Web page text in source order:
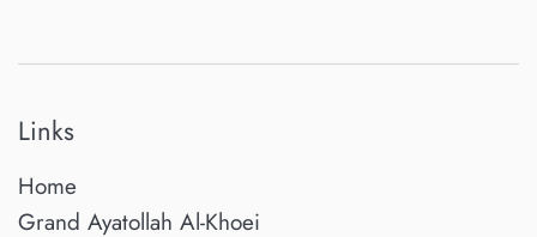
Links
Home
Grand Ayatollah Al-Khoei